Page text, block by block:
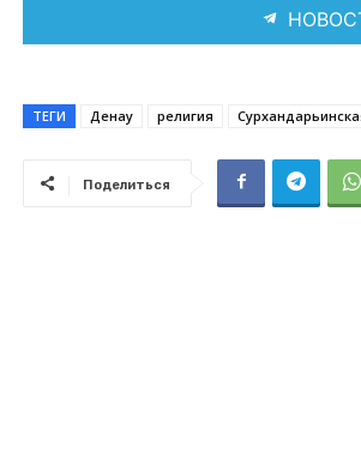
ТЕГИ Денау религия
Поделиться